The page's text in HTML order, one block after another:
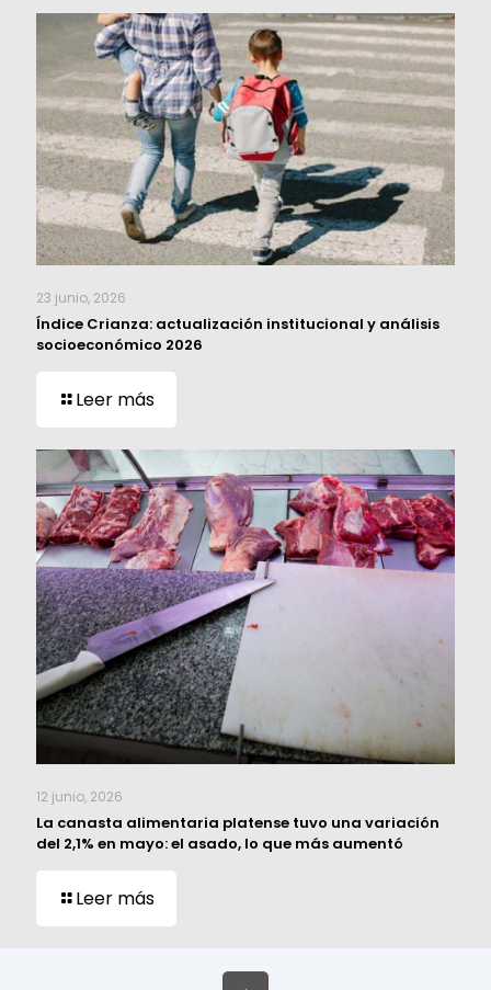
23 junio, 2026
Índice Crianza: actualización institucional y análisis
socioeconómico 2026
Leer más
12 junio, 2026
La canasta alimentaria platense tuvo una variación
del 2,1% en mayo: el asado, lo que más aumentó
Leer más